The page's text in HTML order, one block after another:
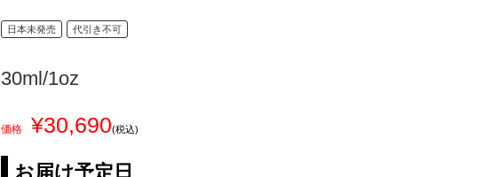
日本未発売 代引き不可
30ml/1oz
価格 ¥30,690(税込)
お届け予定日